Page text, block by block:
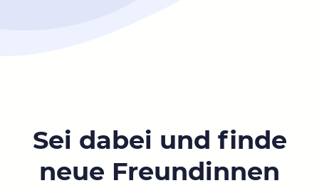
Sei dabei und finde
neue Freundinnen